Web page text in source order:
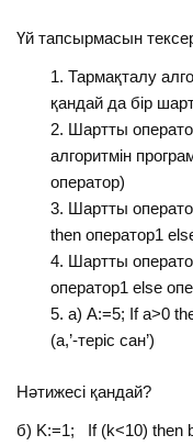
Үй тапсырмасын
Тармақталу
қандай да бір
Шартты
алгоритмін
оператор)
Шартты
then оператор1
Шартты
оператор1 else
а) A:=5; If a>0
(a,’-теріс сан’)
Нәтижесі
б) K:=1; If (k<10) then